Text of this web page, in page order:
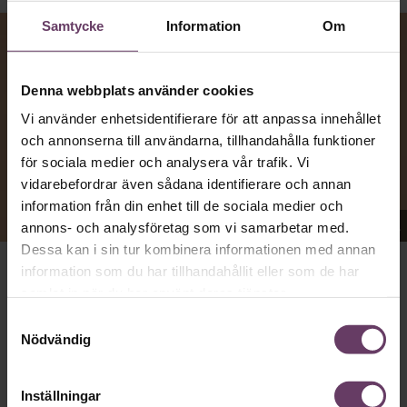
Samtycke Information Om
Denna webbplats använder cookies
Vi använder enhetsidentifierare för att anpassa innehållet
och annonserna till användarna, tillhandahålla funktioner
för sociala medier och analysera vår trafik. Vi
vidarebefordrar även sådana identifierare och annan
information från din enhet till de sociala medier och
annons- och analysföretag som vi samarbetar med.
Dessa kan i sin tur kombinera informationen med annan
information som du har tillhandahållit eller som de har
Nödvändig
Inställningar
Appen Sinceerly imiterar vd:ars kortfattade språk.
VD:AR KAN VARA SVÅRAatt nå och besvarar inte alltid
Harvard Business School kom på ett trick: Han skapade
en app som imiterar toppchefernas sätt att skriva, med
meddelanden bestående av en enda rad.